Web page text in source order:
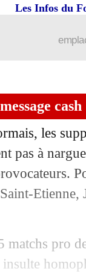
Les Infos du
les
pas à
Etienne,
matchs pro
?
régale
se réjouit
les soucis
le
de l'arrêt
pour